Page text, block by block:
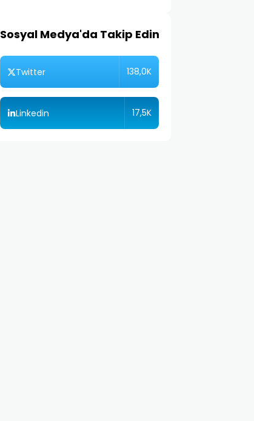
Sosyal Medya'da Takip Edin
Twitter 138,0K
Linkedin 17,5K